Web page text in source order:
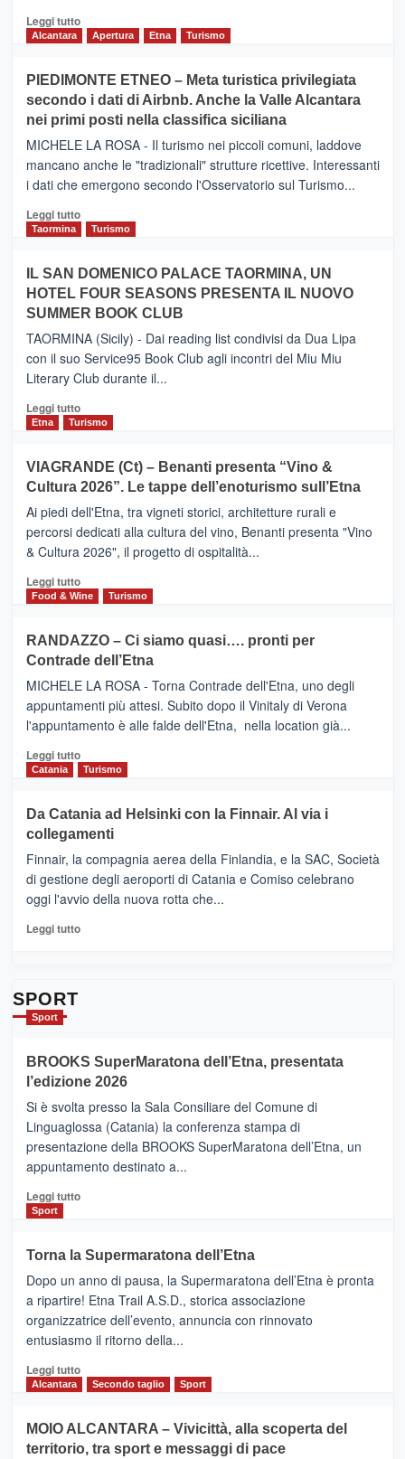
Leggi tuttoLeggi
CATANIA
–
Inaugurato
il
nuovo
collegamento
tra
e
Zanzibar
da
Neos
Alcantara Apertura Etna Turismo
PIEDIMONTE ETNEO – Meta turistica privilegiata
secondo i dati di Airbnb. Anche la Valle Alcantara
nei primi posti nella classifica siciliana
MICHELE LA ROSA - Il turismo nei piccoli comuni, laddove
mancano anche le "tradizionali" strutture ricettive. Interessanti
i dati che emergono secondo l'Osservatorio sul Turismo...
Leggi tuttoLeggi
PIEDIMONTE
ETNEO
–
Meta
turistica
privilegiata
secondo
dati
di
Anche
la
Alcantara
nei
primi
nella
classifica
Taormina Turismo
IL SAN DOMENICO PALACE TAORMINA, UN
HOTEL FOUR SEASONS PRESENTA IL NUOVO
SUMMER BOOK CLUB
TAORMINA (Sicily) - Dai reading list condivisi da Dua Lipa
con il suo Service95 Book Club agli incontri del Miu Miu
Literary Club durante il...
Leggi tuttoLeggi
di
IL
SAN
DOMENICO
PALACE
TAORMINA,
UN
HOTEL
FOUR
IL
NUOVO
SUMMER
CLUB
Etna Turismo
VIAGRANDE (Ct) – Benanti presenta “Vino &
Cultura 2026”. Le tappe dell’enoturismo sull’Etna
Ai piedi dell'Etna, tra vigneti storici, architetture rurali e
percorsi dedicati alla cultura del vino, Benanti presenta "Vino
& Cultura 2026", il progetto di ospitalità...
Leggi tuttoLeggi
di
VIAGRANDE
(Ct)
–
Benanti
presenta
“Vino
&
Cultura
tappe
dell’enoturismo
Food & Wine Turismo
RANDAZZO – Ci siamo quasi…. pronti per
Contrade dell’Etna
MICHELE LA ROSA - Torna Contrade dell'Etna, uno degli
appuntamenti più attesi. Subito dopo il Vinitaly di Verona
l'appuntamento è alle falde dell'Etna, nella location già...
Leggi tuttoLeggi
di
RANDAZZO
–
Ci
siamo
quasi….
pronti
per
Catania Turismo
Da Catania ad Helsinki con la Finnair. Al via i
collegamenti
Finnair, la compagnia aerea della Finlandia, e la SAC, Società
di gestione degli aeroporti di Catania e Comiso celebrano
oggi l'avvio della nuova rotta che...
Leggi tuttoLeggi
con
la
Al
via
i
collegamenti
SPORT
Sport
BROOKS SuperMaratona dell’Etna, presentata
l’edizione 2026
Si è svolta presso la Sala Consiliare del Comune di
Linguaglossa (Catania) la conferenza stampa di
presentazione della BROOKS SuperMaratona dell’Etna, un
appuntamento destinato a...
Leggi tuttoLeggi
BROOKS
SuperMaratona
dell’Etna,
presentata
l’edizione
2026
Sport
Torna la Supermaratona dell’Etna
Dopo un anno di pausa, la Supermaratona dell’Etna è pronta
a ripartire! Etna Trail A.S.D., storica associazione
organizzatrice dell’evento, annuncia con rinnovato
entusiasmo il ritorno della...
Leggi tuttoLeggi
Torna
la
Alcantara Secondo taglio Sport
MOIO ALCANTARA – Vivicittà, alla scoperta del
territorio, tra sport e messaggi di pace